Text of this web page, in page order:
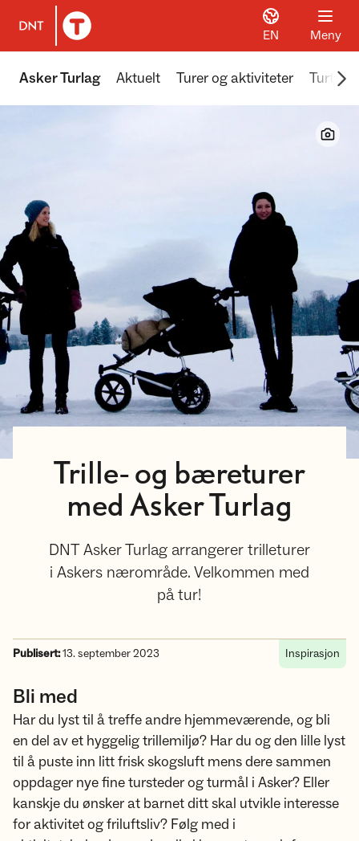
Til DNT.no forside
EN Meny
Asker Turlag Aktuelt Turer og aktiviteter Turtips
Trille- og bæreturer
med Asker Turlag
DNT Asker Turlag arrangerer trilleturer
i Askers nærområde. Velkommen med
på tur!
Publisert:13. september 2023 Inspirasjon
Bli med
Har du lyst til å treffe andre hjemmeværende, og bli
en del av et hyggelig trillemiljø? Har du og den lille lyst
til å puste inn litt frisk skogsluft mens dere sammen
oppdager nye fine tursteder og turmål i Asker? Eller
kanskje du ønsker at barnet ditt skal utvikle interesse
for aktivitet og friluftsliv? Følg med i